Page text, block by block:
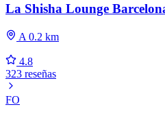
La Shisha Lounge
A 0.2 km
4.8
323 reseñas
FO